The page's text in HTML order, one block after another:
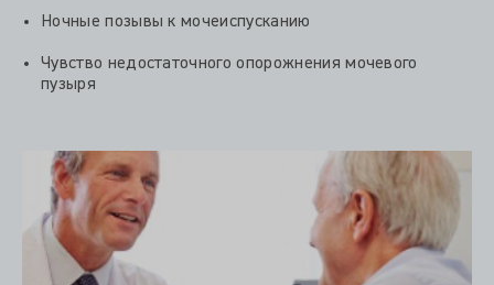
Ночные позывы к мочеиспусканию
Чувство недостаточного опорожнения мочевого
пузыря